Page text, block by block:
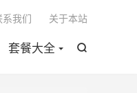

套餐大全
系我们 关于本站